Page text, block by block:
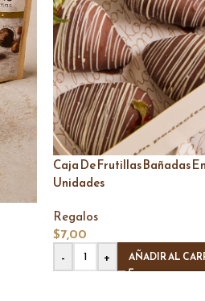
Caja De Frutillas Bañadas
Unidades
Regalos
$7,00
-
+ AÑADIR AL